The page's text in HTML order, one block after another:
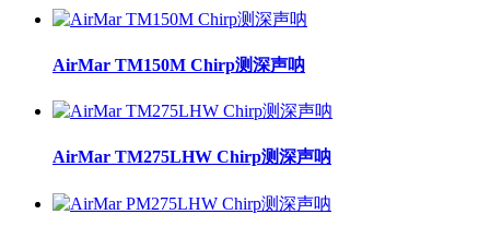
AirMar TM150M Chirp测深声呐
AirMar TM275LHW Chirp测深声呐